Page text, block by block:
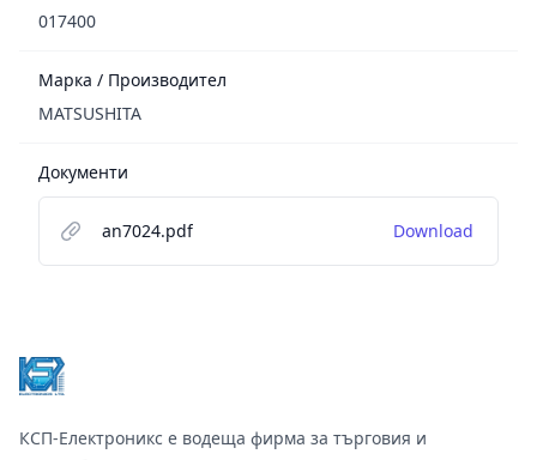
017400
Марка / Производител
MATSUSHITA
Документи
an7024.pdf Download
КСП-Електроникс е водеща фирма за търговия и